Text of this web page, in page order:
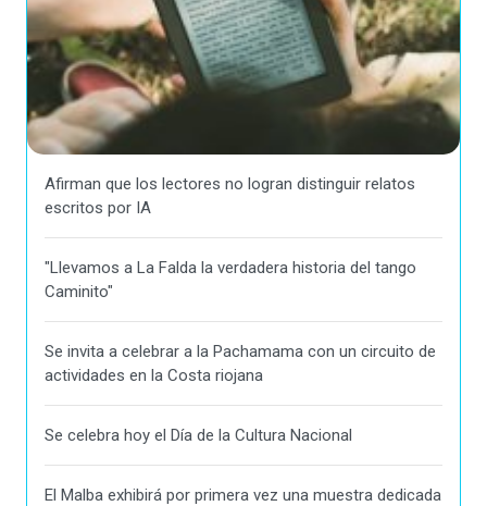
Afirman que los lectores no logran distinguir relatos
escritos por IA
"Llevamos a La Falda la verdadera historia del tango
Caminito"
Se invita a celebrar a la Pachamama con un circuito de
actividades en la Costa riojana
Se celebra hoy el Día de la Cultura Nacional
El Malba exhibirá por primera vez una muestra dedicada